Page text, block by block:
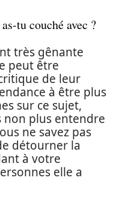
tu couché avec ?
très gênante
peut être
de leur
à être plus
sur ce sujet,
non plus entendre
ne savez pas
détourner la
à votre
elle a